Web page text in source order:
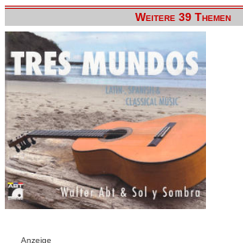
Weitere 39 Themen
Anzeige